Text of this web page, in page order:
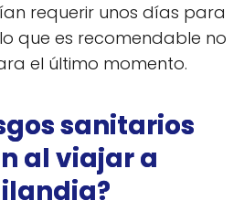
requerir unos días para
que es recomendable no
el último momento.
sanitarios
al viajar a